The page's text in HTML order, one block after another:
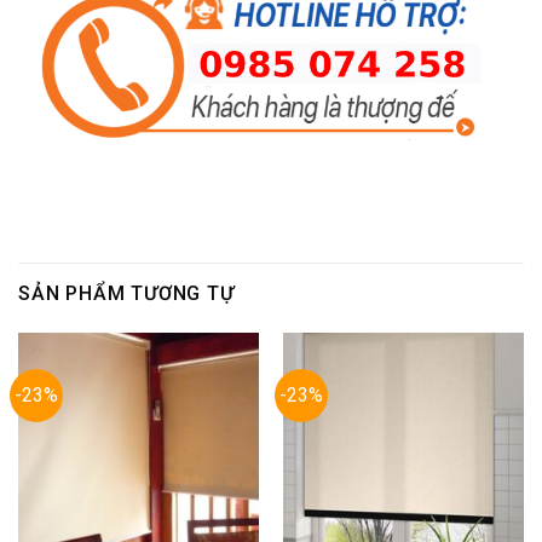
SẢN PHẨM TƯƠNG TỰ
-23% -23%